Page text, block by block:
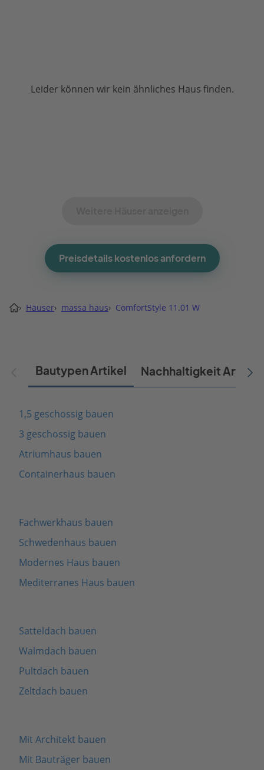
Leider können wir kein ähnliches Haus finden.
Preisdetails kostenlos anfordern
› Häuser› massa haus› ComfortStyle 11.01 W
Bautypen Artikel Nachhaltigkeit Artikel
1,5 geschossig bauen
3 geschossig bauen
Atriumhaus bauen
Containerhaus bauen
Fachwerkhaus bauen
Schwedenhaus bauen
Modernes Haus bauen
Mediterranes Haus bauen
Satteldach bauen
Walmdach bauen
Pultdach bauen
Zeltdach bauen
Mit Architekt bauen
Mit Bauträger bauen